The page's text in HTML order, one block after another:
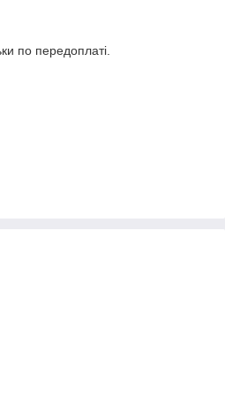
по передоплаті.